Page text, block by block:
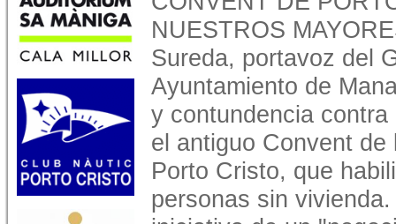
NUESTROS
Sureda, portavoz del
Ayuntamiento de
y contundencia
el antiguo Convent
Porto Cristo, que
personas sin